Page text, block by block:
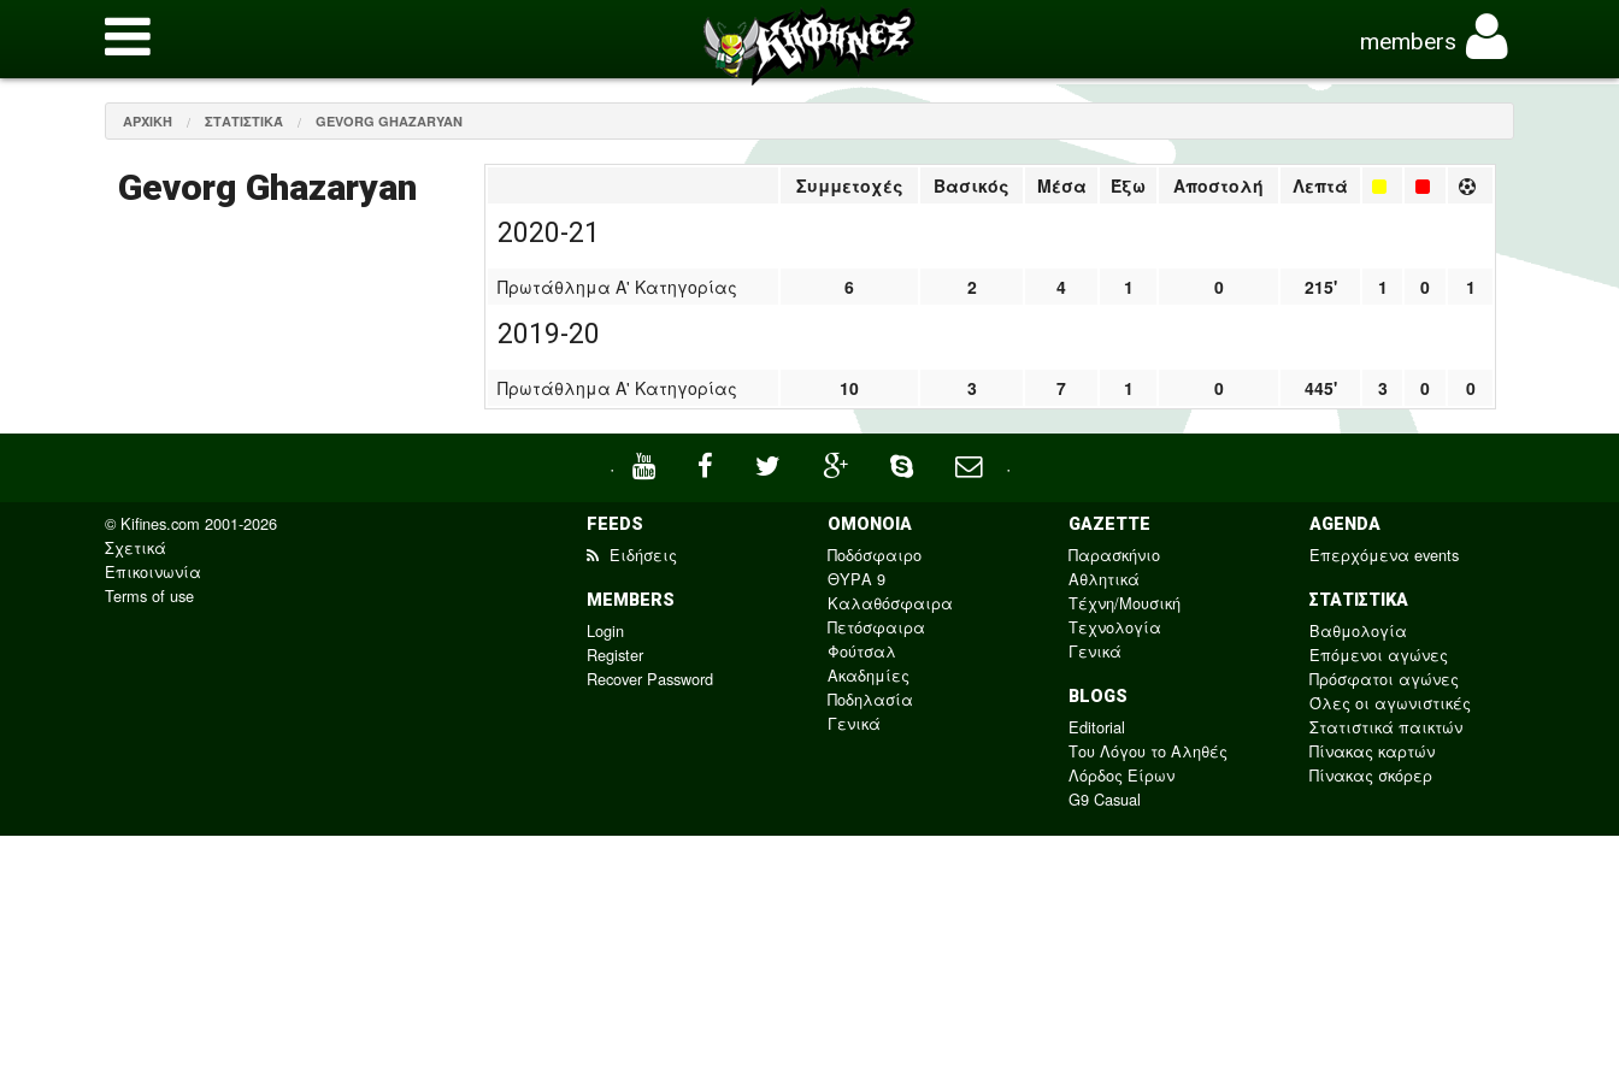
members
ΑΡΧΙΚΉ ΣΤΑΤΙΣΤΙΚΆ GEVORG GHAZARYAN
Gevorg Ghazaryan Συμμετοχές Βασικός Μέσα Έξω Αποστολή Λεπτά
2020-21
Πρωτάθλημα Α' Κατηγορίας 6 2 4 1 0 215' 1 0 1
2019-20
Πρωτάθλημα Α' Κατηγορίας 10 3 7 1 0 445' 3 0 0
· ·
© Kifines.com 2001-2026
Σχετικά
Επικοινωνία
Terms of use
FEEDS
Ειδήσεις
MEMBERS
Login
Register
Recover Password
ΟΜΟΝΟΙΑ
Ποδόσφαιρο
ΘΥΡΑ 9
Καλαθόσφαιρα
Πετόσφαιρα
Φούτσαλ
Ακαδημίες
Ποδηλασία
Γενικά
GAZETTE
Παρασκήνιο
Αθλητικά
Τέχνη/Μουσική
Τεχνολογία
Γενικά
BLOGS
Editorial
Του Λόγου το Αληθές
Λόρδος Είρων
G9 Casual
AGENDA
Επερχόμενα events
ΣΤΑΤΙΣΤΙΚΑ
Βαθμολογία
Επόμενοι αγώνες
Πρόσφατοι αγώνες
Όλες οι αγωνιστικές
Στατιστικά παικτών
Πίνακας καρτών
Πίνακας σκόρερ